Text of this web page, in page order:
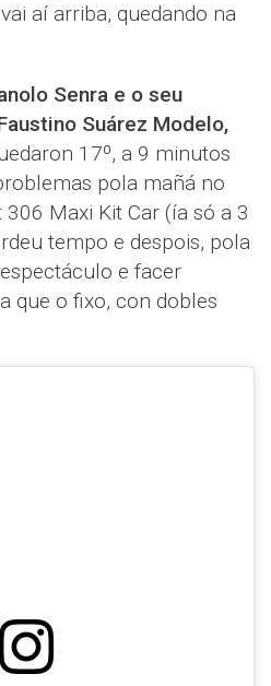
aí arriba, quedando na
Senra e o seu
Suárez Modelo,
17º, a 9 minutos
pola mañá no
Maxi Kit Car (ía só a 3
tempo e despois, pola
e facer
que o fixo, con dobles